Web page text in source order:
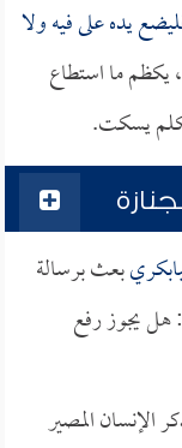
يده على فيه ولا
يكظم ما استطاع
يسكت.
بعث برسالة
هل يجوز رفع
المصير